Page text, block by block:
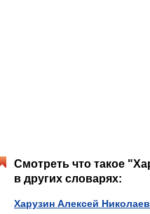
Смотреть что такое
в других словарях:
Харузин Алексей